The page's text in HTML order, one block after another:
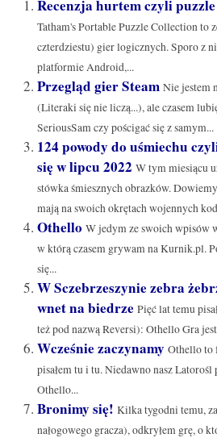
Recenzja hurtem czyli
Tatham's Portable Puzzle Collection to
czterdziestu) gier logicznych. Sporo z
platformie Android,...
Przegląd gier Steam Nie jestem
(Literaki się nie liczą...), ale czasem
SeriousSam czy pościgać się z samym...
124 powody do uśmiechu
się w lipcu 2022 W tym miesiącu
stówka śmiesznych obrazków.
mają na swoich okrętach wojennych
Othello W jedym ze swoich wpisów
w którą czasem grywam na Kurnik.pl.
się...
W Sczebrzeszynie zebra
wnet na biedrze Pięć lat temu
też pod nazwą Reversi): Othello Gra
Wcześnie zaczynamy Othello to
pisałem tu i tu. Niedawno nasz Latorośl
Othello...
Bronimy się! Kilka tygodni temu,
nałogowego gracza), odkryłem grę, o